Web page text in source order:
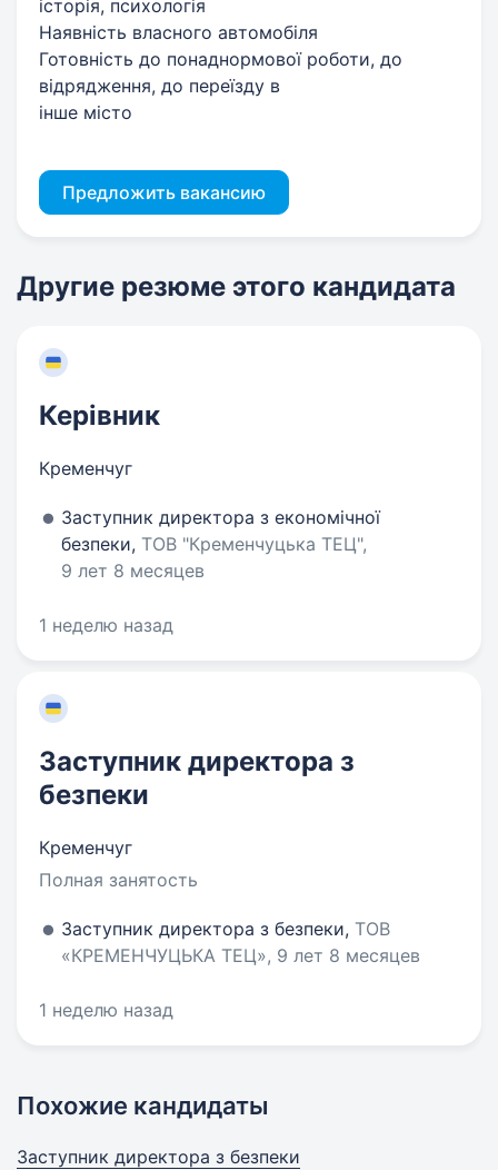
історія, психологія
Наявність власного автомобіля
Готовність до понаднормової роботи, до
відрядження, до переїзду в
інше місто
Предложить вакансию
Другие резюме этого кандидата
Керівник
Кременчуг
Заступник директора з економічної
безпеки, ТОВ "Кременчуцька ТЕЦ",
9 лет 8 месяцев
1 неделю назад
Заступник директора з
безпеки
Кременчуг
Полная занятость
Заступник директора з безпеки, ТОВ
«КРЕМЕНЧУЦЬКА ТЕЦ», 9 лет 8 месяцев
1 неделю назад
Похожие кандидаты
Заступник директора з безпеки